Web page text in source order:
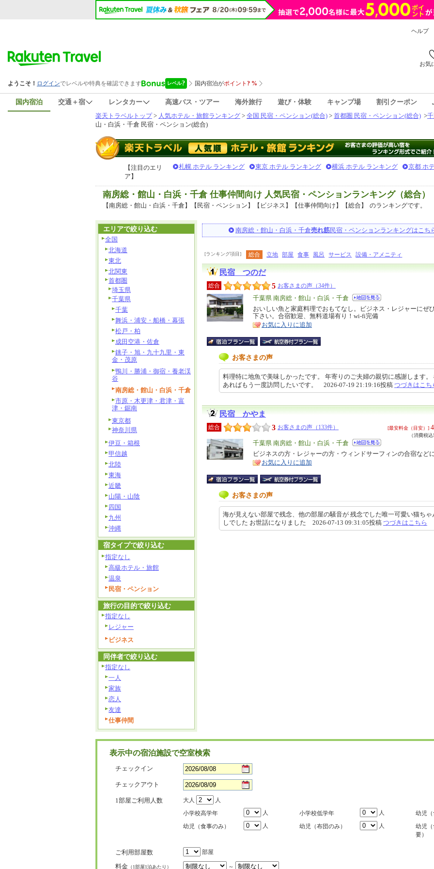
ヘルプ
お気
国内宿泊 交通＋宿 レンタカー 高速バス・ツアー 海外旅行 遊び・体験 キャンプ場 割引クーポン
楽天トラベルトップ> 人気ホテル・旅館ランキング > 全国 民宿・ペンション(総合) > 首都圏 民宿・ペンション(総合) >
山・白浜・千倉 民宿・ペンション(総合)
【注目のエリ
ア】
札幌 ホテル ランキング 東京 ホテル ランキング 横浜 ホテル ランキング 京都 ホ
南房総・館山・白浜・千倉 仕事仲間向け 人気民宿・ペンションランキング（総合）
【南房総・館山・白浜・千倉】【民宿・ペンション】【ビジネス】【仕事仲間向け】【総合】
のランキングです。
南房総・館山・白浜・千倉売れ筋民宿・ペンションランキングはこち
[ランキング項目] 総合 立地 部屋 食事 風呂 サービス 設備・アメニティ
民宿 つのだ
総合 5 お客さまの声（34件）
エ
リ
ア
千葉県 南房総・館山・白浜・千倉
特
徴
おいしい魚と家庭料理でおもてなし。ビジネス・レジャーにぜ
下さい。合宿歓迎、無料道場有り！wi-fi完備
お気に入りに追加
お客さまの声
料理特に地魚で美味しかったです。 年寄りのご夫婦の親切に感謝します。
あればもう一度訪問したいです。 2026-07-19 21:19:16投稿 つづきはこち
民宿 かやま
総合 3 お客さまの声（133件） [最安料金（目安）]
（消費税込
エ
リ
ア
千葉県 南房総・館山・白浜・千倉
特
徴
ビジネスの方・レジャーの方・ウィンドサーフィンの合宿など
お気に入りに追加
お客さまの声
海が見えない部屋で残念、他の部屋の騒音が 残念でした唯一可愛い猫ちゃ
しでした お世話になりました 2026-07-13 09:31:05投稿 つづきはこちら
エリアで絞り込む
全国
北海道
東北
北関東
首都圏
埼玉県
千葉県
千葉
舞浜・浦安・船橋・幕張
松戸・柏
成田空港・佐倉
銚子・旭・九十九里・東
金・茂原
鴨川・勝浦・御宿・養老渓
谷
南房総・館山・白浜・千倉
市原・木更津・君津・富
津・鋸南
東京都
神奈川県
伊豆・箱根
甲信越
北陸
東海
近畿
山陽・山陰
四国
九州
沖縄
宿タイプで絞り込む
指定なし
高級ホテル・旅館
温泉
民宿・ペンション
旅行の目的で絞り込む
指定なし
レジャー
ビジネス
同伴者で絞り込む
指定なし
一人
家族
恋人
友達
仕事仲間
表示中の宿泊施設で空室検索
チェックイン
チェックアウト
1部屋ご利用人数 大人
人
小学校高学年
人 小学校低学年 人 幼児（
幼児（食事のみ）
人 幼児（布団のみ） 人
幼児
要）
ご利用部屋数 部屋
料金 （1部屋1泊あたり） ～